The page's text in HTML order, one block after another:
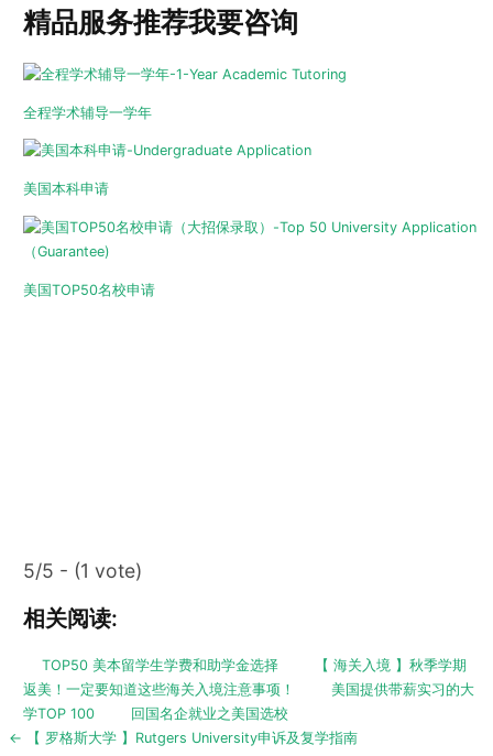
精品服务推荐我要咨询
全程学术辅导一学年
美国本科申请
美国TOP50名校申请
5/5 - (1 vote)
相关阅读:
TOP50 美本留学生学费和助学金选择
【 海关入境 】秋季学期
返美！一定要知道这些海关入境注意事项！
美国提供带薪实习的大
学TOP 100
回国名企就业之美国选校
Post
← 【 罗格斯大学 】Rutgers University申诉及复学指南